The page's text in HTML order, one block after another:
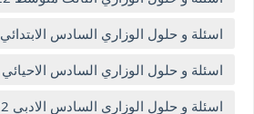
اسئلة و حلول الوزاري السادس الابتدائي 2022 الدور الاول
اسئلة و حلول الوزاري السادس الاحيائي 2022 الدور الاول
اسئلة و حلول الوزاري السادس الادبي 2022 الدور الاول